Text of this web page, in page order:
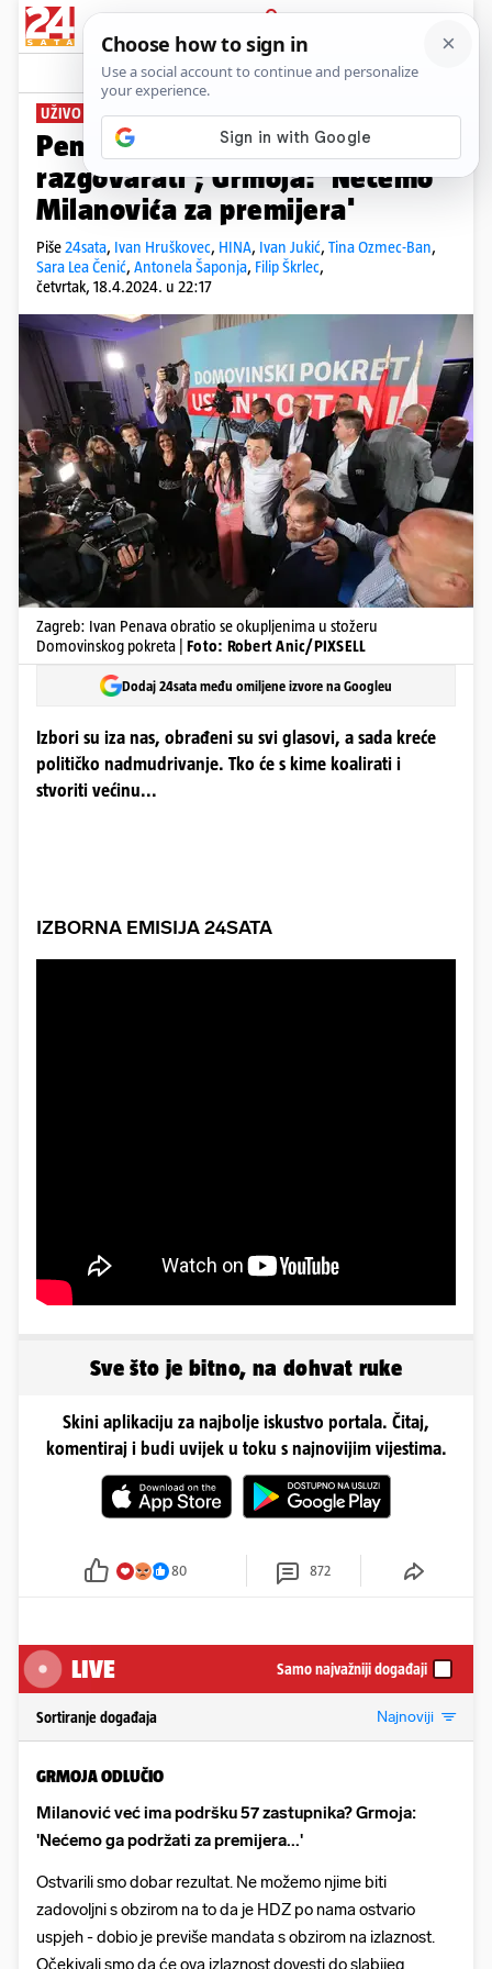
PRIJAVA
News Komentari
UŽIVO: REZULTATI IZBORA
Penava: 'Znam s kim nećemo
razgovarati'; Grmoja: 'Nećemo
Milanovića za premijera'
Piše24sata, Ivan Hruškovec, HINA, Ivan Jukić, Tina Ozmec-Ban,
Sara Lea Čenić, Antonela Šaponja, Filip Škrlec,
četvrtak, 18.4.2024. u 22:17
Zagreb: Ivan Penava obratio se okupljenima u stožeru
Domovinskog pokreta | Foto: Robert Anic/PIXSELL
Dodaj 24sata među omiljene izvore na Googleu
Izbori su iza nas, obrađeni su svi glasovi, a sada kreće
političko nadmudrivanje. Tko će s kime koalirati i
stvoriti većinu...
IZBORNA EMISIJA 24SATA
Sve što je bitno, na dohvat ruke
Skini aplikaciju za najbolje iskustvo portala. Čitaj,
komentiraj i budi uvijek u toku s najnovijim vijestima.
80 872
LIVE Samo najvažniji događaji
Sortiranje događaja Najnoviji
GRMOJA ODLUČIO
Milanović već ima podršku 57 zastupnika? Grmoja:
'Nećemo ga podržati za premijera...'
Ostvarili smo dobar rezultat. Ne možemo njime biti
zadovoljni s obzirom na to da je HDZ po nama ostvario
uspjeh - dobio je previše mandata s obzirom na izlaznost.
Očekivali smo da će ova izlaznost dovesti do slabijeg